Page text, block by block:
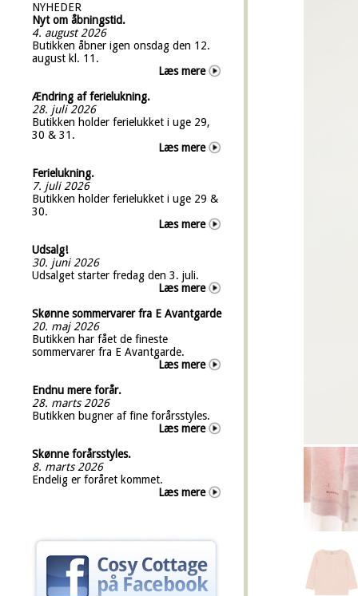
NYHEDER
Nyt om åbningstid.
4. august 2026
Butikken åbner igen onsdag den 12.
august kl. 11.
Læs mere
Ændring af ferielukning.
28. juli 2026
Butikken holder ferielukket i uge 29,
30 & 31.
Læs mere
Ferielukning.
7. juli 2026
Butikken holder ferielukket i uge 29 &
30.
Læs mere
Udsalg!
30. juni 2026
Udsalget starter fredag den 3. juli.
Læs mere
Skønne sommervarer fra E Avantgarde
20. maj 2026
Butikken har fået de fineste
sommervarer fra E Avantgarde.
Læs mere
Endnu mere forår.
28. marts 2026
Butikken bugner af fine forårsstyles.
Læs mere
Skønne forårsstyles.
8. marts 2026
Endelig er foråret kommet.
Læs mere